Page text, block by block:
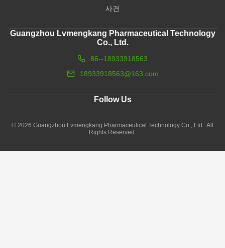
사건
Guangzhou Lvmengkang Pharmaceutical Technology
Co., Ltd.
86--18933918563
18933918563@163.com
Follow Us
© 2026 Guangzhou Lvmengkang Pharmaceutical Technology Co., Ltd.. All
Rights Reserved.